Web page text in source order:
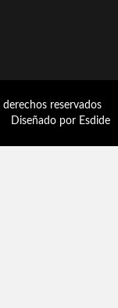
reservados
Diseñado por Esdide